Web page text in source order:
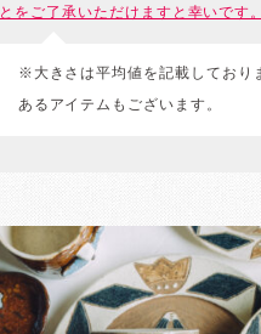
とをご了承いただけますと幸いです。
※大きさは平均値を記載しており
あるアイテムもございます。